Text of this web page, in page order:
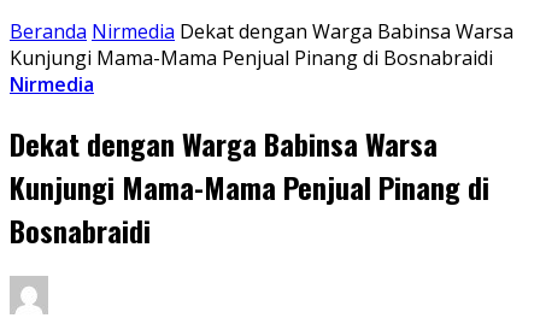
Beranda Nirmedia Dekat dengan Warga Babinsa Warsa
Kunjungi Mama-Mama Penjual Pinang di Bosnabraidi
Nirmedia
Dekat dengan Warga Babinsa Warsa
Kunjungi Mama-Mama Penjual Pinang di
Bosnabraidi